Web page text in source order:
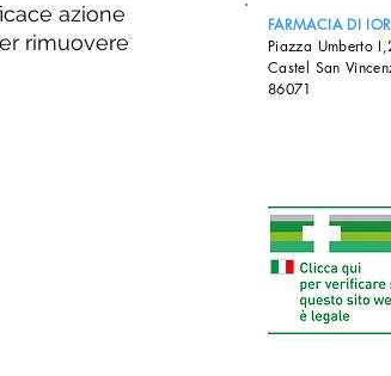
FARMACIA DI
Piazza Umberto
Castel San
86071
azione
rimuovere